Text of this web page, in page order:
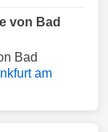
von Bad
Bad
am